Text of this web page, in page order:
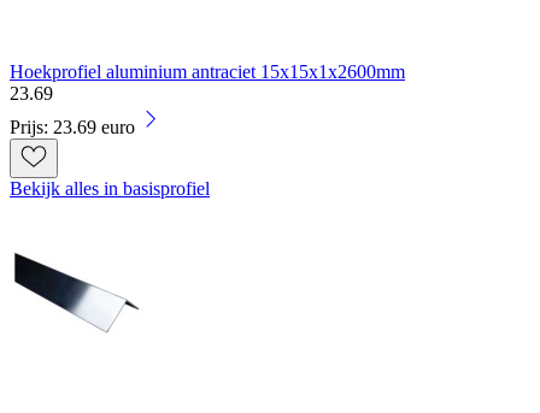
Hoekprofiel aluminium antraciet 15x15x1x2600mm
23.69
Prijs: 23.69 euro
Bekijk alles in basisprofiel